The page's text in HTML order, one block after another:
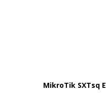
MikroTik SXTsq